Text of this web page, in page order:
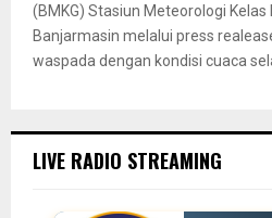
(BMKG) Stasiun Meteorologi Kelas
Banjarmasin melalui press
waspada dengan kondisi cuaca
LIVE RADIO STREAMING